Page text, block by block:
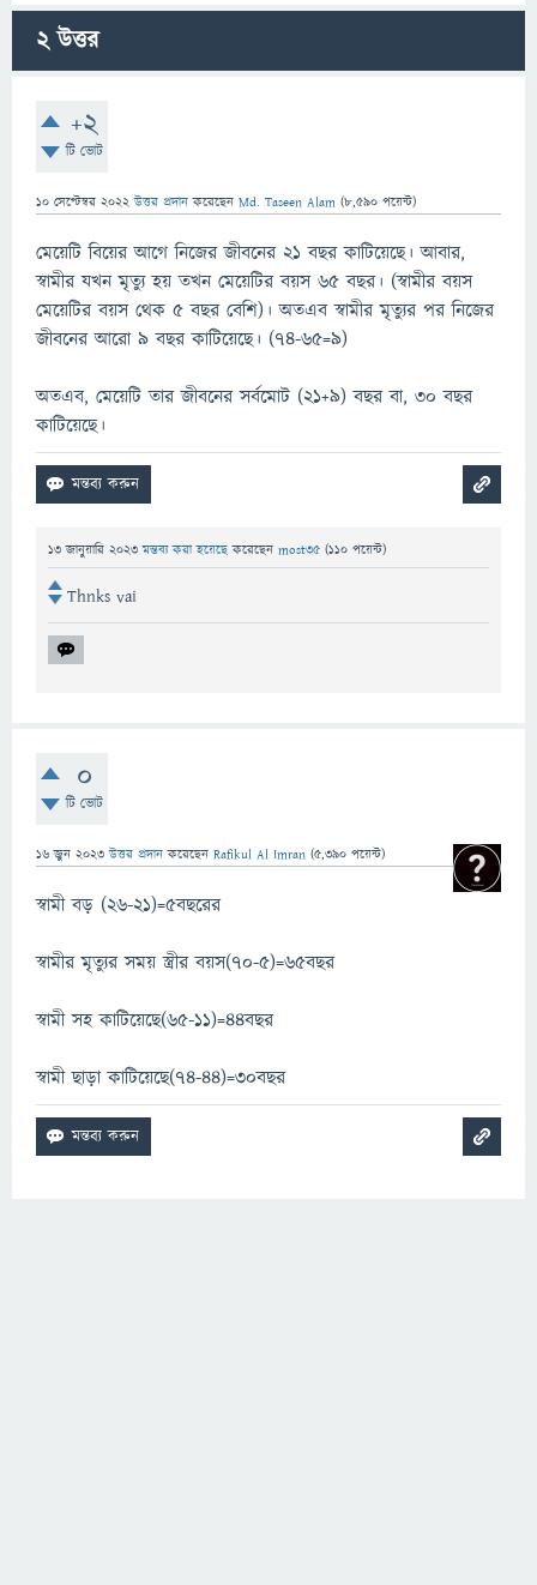
2উত্তর
+2
টি ভোট
10 সেপ্টেম্বর 2022 উত্তর প্রদান করেছেন Md. Taseen Alam (8,590 পয়েন্ট)
মেয়েটি বিয়ের আগে নিজের জীবনের ২১ বছর কাটিয়েছে। আবার,
স্বামীর যখন মৃত্যু হয় তখন মেয়েটির বয়স ৬৫ বছর। (স্বামীর বয়স
মেয়েটির বয়স থেক ৫ বছর বেশি)। অতএব স্বামীর মৃত্যুর পর নিজের
জীবনের আরো ৯ বছর কাটিয়েছে। (৭৪-৬৫=৯)
অতএব, মেয়েটি তার জীবনের সর্বমোট (২১+৯) বছর বা, ৩০ বছর
কাটিয়েছে।
13 জানুয়ারি 2023 মন্তব্য করা হয়েছেকরেছেন most35 (110 পয়েন্ট)
Thnks vai
0
টি ভোট
16 জুন 2023 উত্তর প্রদান করেছেন Rafikul Al Imran (5,390 পয়েন্ট)
স্বামী বড় (26-21)=5বছরের
স্বামীর মৃত্যুর সময় স্ত্রীর বয়স(70-5)=65বছর
স্বামী সহ কাটিয়েছে(65-11)=44বছর
স্বামী ছাড়া কাটিয়েছে(74-44)=30বছর